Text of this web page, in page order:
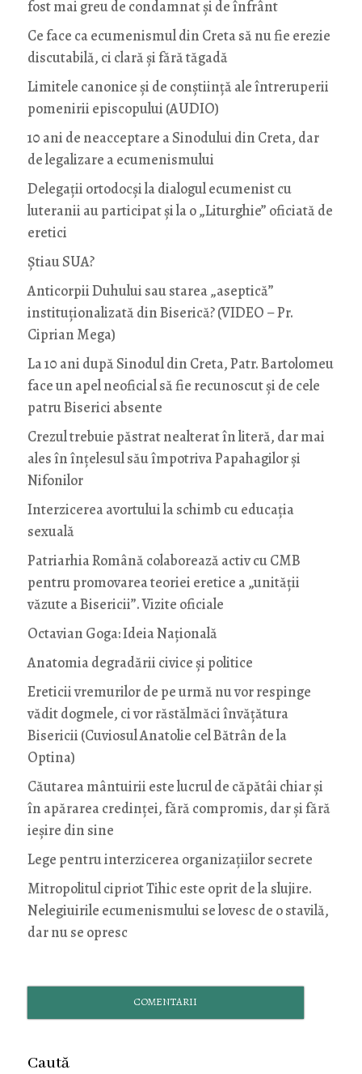
fost mai greu de condamnat și de înfrânt
Ce face ca ecumenismul din Creta să nu fie erezie
discutabilă, ci clară și fără tăgadă
Limitele canonice și de conștiință ale întreruperii
pomenirii episcopului (AUDIO)
10 ani de neacceptare a Sinodului din Creta, dar
de legalizare a ecumenismului
Delegații ortodocși la dialogul ecumenist cu
luteranii au participat și la o „Liturghie” oficiată de
eretici
Știau SUA?
Anticorpii Duhului sau starea „aseptică”
instituționalizată din Biserică? (VIDEO – Pr.
Ciprian Mega)
La 10 ani după Sinodul din Creta, Patr. Bartolomeu
face un apel neoficial să fie recunoscut și de cele
patru Biserici absente
Crezul trebuie păstrat nealterat în literă, dar mai
ales în înțelesul său împotriva Papahagilor și
Nifonilor
Interzicerea avortului la schimb cu educaţia
sexuală
Patriarhia Română colaborează activ cu CMB
pentru promovarea teoriei eretice a „unității
văzute a Bisericii”. Vizite oficiale
Octavian Goga: Ideia Naţională
Anatomia degradării civice și politice
Ereticii vremurilor de pe urmă nu vor respinge
vădit dogmele, ci vor răstălmăci învățătura
Bisericii (Cuviosul Anatolie cel Bătrân de la
Optina)
Căutarea mântuirii este lucrul de căpătâi chiar și
în apărarea credinței, fără compromis, dar și fără
ieșire din sine
Lege pentru interzicerea organizaţiilor secrete
Mitropolitul cipriot Tihic este oprit de la slujire.
Nelegiuirile ecumenismului se lovesc de o stavilă,
dar nu se opresc
COMENTARII
Caută